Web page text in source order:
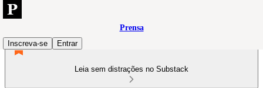
Prensa
Inscreva-se
Entrar
Leia sem distrações no Substack